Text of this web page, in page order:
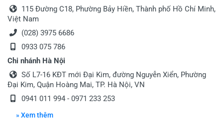
Gửi nhận xét
115 Đường C18, Phường Bảy Hiền, Thành phố Hồ Chí Minh,
Việt Nam
(028) 3975 6686
0933 075 786
Chi nhánh Hà Nội
Số L7-16 KĐT mới Đại Kim, đường Nguyễn Xiển, Phường
Đại Kim, Quận Hoàng Mai, TP. Hà Nội, VN
0941 011 994 - 0971 233 253
» Xem thêm